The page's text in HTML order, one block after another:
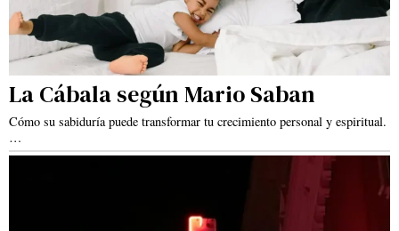
La Cábala según Mario Saban
Cómo su sabiduría puede transformar tu crecimiento personal y espiritual.
…